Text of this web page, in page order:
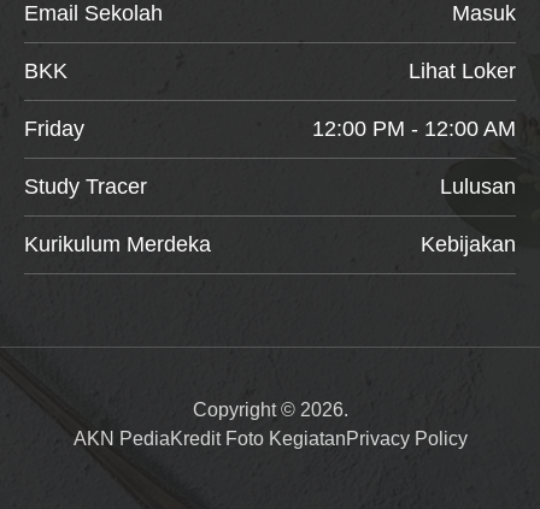
Email Sekolah Masuk
BKK Lihat Loker
Friday 12:00 PM - 12:00 AM
Study Tracer Lulusan
Kurikulum Merdeka Kebijakan
Copyright © 2026.
AKN PediaKredit Foto KegiatanPrivacy Policy